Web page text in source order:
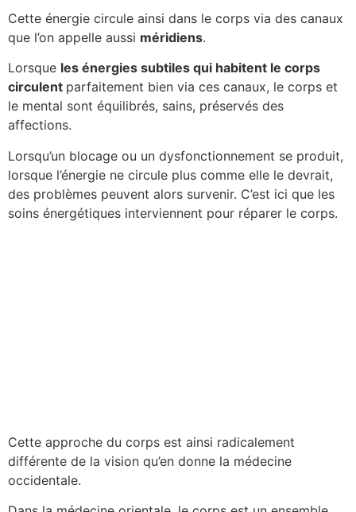
Cette énergie circule ainsi dans le corps via des canaux
que l’on appelle aussi méridiens.
Lorsque les énergies subtiles qui habitent le corps
circulent parfaitement bien via ces canaux, le corps et
le mental sont équilibrés, sains, préservés des
affections.
Lorsqu’un blocage ou un dysfonctionnement se produit,
lorsque l’énergie ne circule plus comme elle le devrait,
des problèmes peuvent alors survenir. C’est ici que les
soins énergétiques interviennent pour réparer le corps.
Cette approche du corps est ainsi radicalement
différente de la vision qu’en donne la médecine
occidentale.